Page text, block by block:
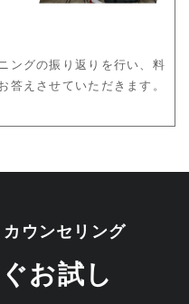
ングの振り返りを行い、料
答えさせていただきます。
ウンセリング
お試し